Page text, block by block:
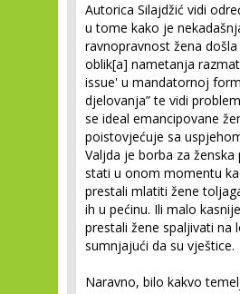
Autorica Silajdžić vidi
u tome kako je
ravnopravnost žena došla
oblik[a] nametanja
issue' u mandatornoj
djelovanja” te vidi
se ideal emancipovane
poistovjećuje sa
Valjda je borba za ženska
stati u onom momentu
prestali mlatiti žene
ih u pećinu. Ili malo
prestali žene spaljivati na
sumnjajući da su vještice.
Naravno, bilo kakvo